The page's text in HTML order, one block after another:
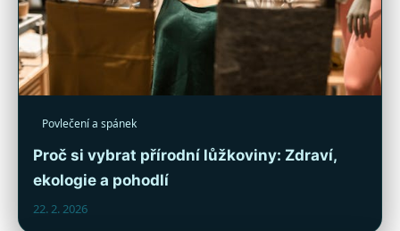
Povlečení a spánek
Proč si vybrat přírodní lůžkoviny: Zdraví,
ekologie a pohodlí
22. 2. 2026